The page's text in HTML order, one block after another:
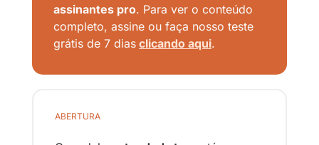
assinantes pro. Para ver o conteúdo
completo, assine ou faça nosso teste
grátis de 7 dias clicando aqui.
ABERTURA